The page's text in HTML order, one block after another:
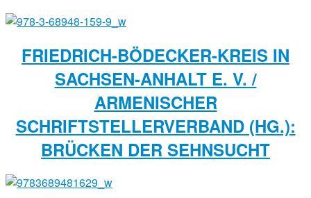
FRIEDRICH-BÖDECKER-KREIS IN
SACHSEN-ANHALT E. V. /
ARMENISCHER
SCHRIFTSTELLERVERBAND (HG.):
BRÜCKEN DER SEHNSUCHT